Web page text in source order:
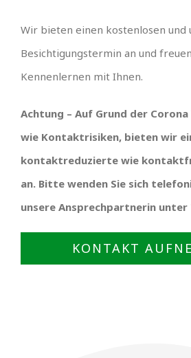
Wir bieten einen kostenlosen und
Besichtigungstermin an und
Kennenlernen mit Ihnen.
Achtung – Auf Grund der
wie Kontaktrisiken, bieten wir
kontaktreduzierte wie
an. Bitte wenden Sie sich
unsere Ansprechpartnerin unter
KONTAKT